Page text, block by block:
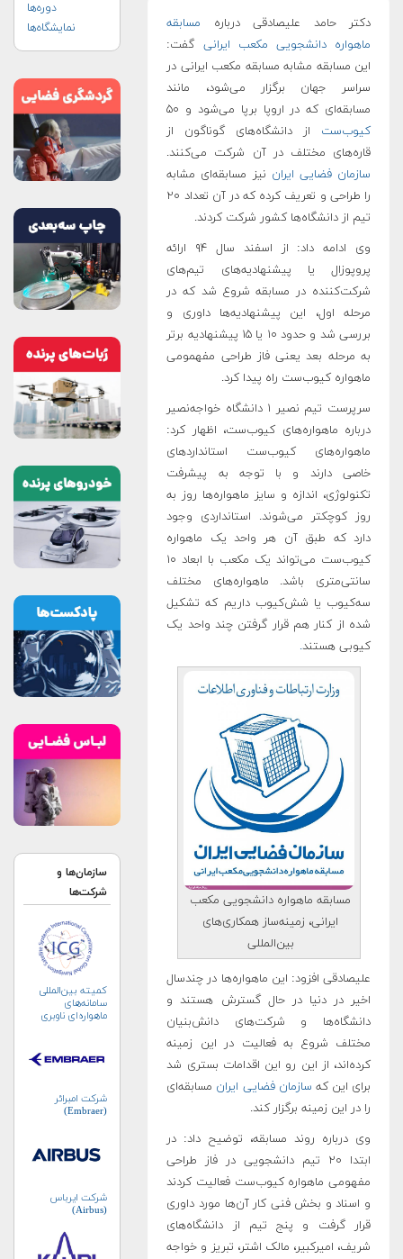
دکتر حامد علیصادقی درباره مسابقه
ماهواره دانشجویی مکعب ایرانی گفت:
این مسابقه مشابه مسابقه مکعب ایرانی در
سراسر جهان برگزار می‌شود، مانند
مسابقه‌ای که در اروپا برپا می‌شود و ۵۰
کیوب‌ست از دانشگاه‌های گوناگون از
قاره‌های مختلف در آن شرکت می‌کنند.
سازمان فضایی ایران نیز مسابقه‌ای مشابه
را طراحی و تعریف کرده که در آن تعداد ۲۰
تیم از دانشگاه‌ها کشور شرکت کردند.
وی ادامه داد: از اسفند سال ۹۴ ارائه
پروپوزال یا پیشنهادیه‌های تیم‌های
شرکت‌کننده در مسابقه شروع شد که در
مرحله اول، این پیشنهادیه‌ها داوری و
بررسی شد و حدود ۱۰ یا ۱۵ پیشنهادیه‌ برتر
به مرحله بعد یعنی فاز طراحی مفهمومی
ماهواره کیوب‌ست راه پیدا کرد.
سرپرست تیم نصیر ۱ دانشگاه خواجه‌نصیر
درباره ماهواره‌های کیوب‌ست، اظهار کرد:
ماهواره‌های کیوب‌ست استانداردهای
خاصی دارند و با توجه به پیشرفت
تکنولوژی، اندازه و سایز ماهواره‌ها روز به
روز کوچکتر می‌شوند. استانداردی وجود
دارد که طبق آن هر واحد یک ماهواره
کیوب‌ست می‌تواند یک مکعب با ابعاد ۱۰
سانتی‌متری باشد. ماهواره‌های مختلف
سه‌کیوب یا شش‌کیوب داریم که تشکیل
شده از کنار هم قرار گرفتن چند واحد یک
کیوبی هستند.
مسابقه ماهواره دانشجویی مکعب
ایرانی، زمینه‌ساز همکاری‌های
بین‌المللی
علیصادقی افزود: این ماهواره‌ها در چندسال
اخیر در دنیا در حال گسترش هستند و
دانشگاه‌ها و شرکت‌های دانش‌بنیان
مختلف شروع به فعالیت در این زمینه
کرده‌اند، از این رو این‌ اقدامات بستری شد
برای این که سازمان فضایی ایران مسابقه‌ای
را در این زمینه برگزار کند.
وی درباره روند مسابقه، توضیح داد: در
ابتدا ۲۰ تیم دانشجویی در فاز طراحی
مفهومی ماهواره کیوب‌ست فعالیت کردند
و اسناد و بخش فنی کار آن‌ها مورد داوری
قرار گرفت و پنج تیم از دانشگاه‌های
شریف، امیرکبیر، مالک اشتر، تبریز و خواجه
دوره‌ها
نمایشگاه‌ها
سازمان‌ها و
شرکت‌ها
کمیته بین‌المللی
سامانه‌های
ماهواره‌ای ناوبری
شرکت امبرائر
(Embraer)
شرکت ایرباس
(Airbus)